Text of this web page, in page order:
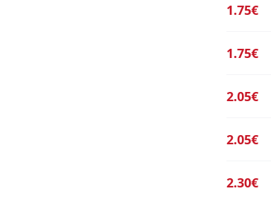
1.75€
1.75€
2.05€
2.05€
2.30€